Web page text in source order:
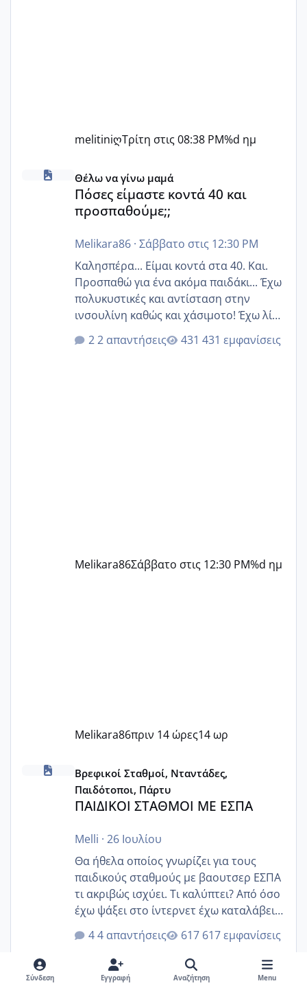
melitiniღΤρίτη στις 08:38 PM%d ημ
Πόσες είμαστε κοντά 40 και προσπαθούμε;;
Θέλω να γίνω μαμά
Πόσες είμαστε κοντά 40 και
προσπαθούμε;;
Melikara86· Σάββατο στις 12:30 PM
Καλησπέρα... Είμαι κοντά στα 40. Και.
Προσπαθώ για ένα ακόμα παιδάκι... Έχω
πολυκυστικές και αντίσταση στην
ινσουλίνη καθώς και χάσιμοτο! Έχω λίγα
κιλά παραπάνω και όσο κ αν προσπαθώ
δεν χάνω εύκολα! Προσπαθώ για ακόμη
2 απαντήσεις 431 εμφανίσεις
Melikara86Σάββατο στις 12:30 PM%d ημ
Melikara86πριν 14 ώρες14 ωρ
ΠΑΙΔΙΚΟΙ ΣΤΑΘΜΟΙ ΜΕ ΕΣΠΑ
Βρεφικοί Σταθμοί, Νταντάδες,
Παιδότοποι, Πάρτυ
ΠΑΙΔΙΚΟΙ ΣΤΑΘΜΟΙ ΜΕ ΕΣΠΑ
Melli · 26 Ιουλίου
Θα ήθελα οποίος γνωρίζει για τους
παιδικούς σταθμούς με βαουτσερ ΕΣΠΑ
τι ακριβώς ισχύει. Τι καλύπτει? Από όσο
έχω ψάξει στο ίντερνετ έχω καταλάβει
ότι το βαουτσερ καλύπτει όλα τα
δίδακτρα και τα τροφεια του ιδιωτικού
παιδικού σταθμού για όποιον το έχει
πάρει. Οι παιδικοί σταθμοί έχουν
4 απαντήσεις 617 εμφανίσεις
Σύνδεση Εγγραφή Αναζήτηση Menu